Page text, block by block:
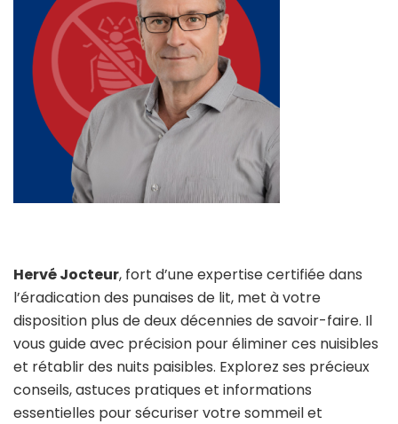
Hervé Jocteur, fort d’une expertise certifiée dans
l’éradication des punaises de lit, met à votre
disposition plus de deux décennies de savoir-faire. Il
vous guide avec précision pour éliminer ces nuisibles
et rétablir des nuits paisibles. Explorez ses précieux
conseils, astuces pratiques et informations
essentielles pour sécuriser votre sommeil et